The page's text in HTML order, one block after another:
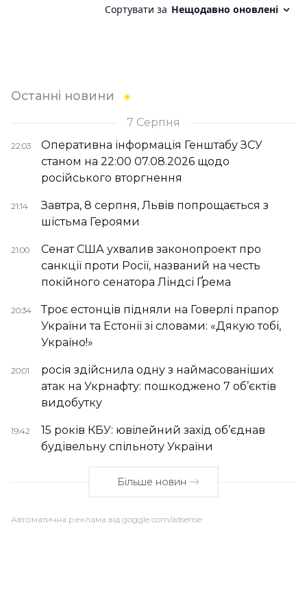
Останні новини
7 Серпня
22:03
Оперативна інформація Генштабу ЗСУ
станом на 22:00 07.08.2026 щодо
російського вторгнення
21:14
Завтра, 8 серпня, Львів попрощається з
шістьма Героями
21:00
Сенат США ухвалив законопроект про
санкції проти Росії, названий на честь
покійного сенатора Ліндсі Ґрема
20:34
Троє естонців підняли на Говерлі прапор
України та Естонії зі словами: «Дякую тобі,
Україно!»
20:01
росія здійснила одну з наймасованіших
атак на Укрнафту: пошкоджено 7 об’єктів
видобутку
19:42
15 років КБУ: ювілейний захід об’єднав
будівельну спільноту України
Більше новин
Автоматична реклама від goggle.com/adsense: